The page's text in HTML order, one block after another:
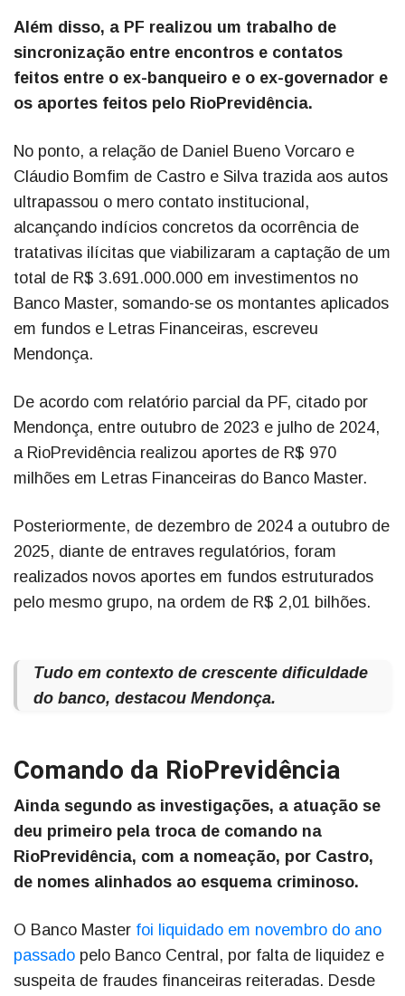
Além disso, a PF realizou um trabalho de
sincronização entre encontros e contatos
feitos entre o ex-banqueiro e o ex-governador e
os aportes feitos pelo RioPrevidência.
No ponto, a relação de Daniel Bueno Vorcaro e
Cláudio Bomfim de Castro e Silva trazida aos autos
ultrapassou o mero contato institucional,
alcançando indícios concretos da ocorrência de
tratativas ilícitas que viabilizaram a captação de um
total de R$ 3.691.000.000 em investimentos no
Banco Master, somando-se os montantes aplicados
em fundos e Letras Financeiras, escreveu
Mendonça.
De acordo com relatório parcial da PF, citado por
Mendonça, entre outubro de 2023 e julho de 2024,
a RioPrevidência realizou aportes de R$ 970
milhões em Letras Financeiras do Banco Master.
Posteriormente, de dezembro de 2024 a outubro de
2025, diante de entraves regulatórios, foram
realizados novos aportes em fundos estruturados
pelo mesmo grupo, na ordem de R$ 2,01 bilhões.
Tudo em contexto de crescente dificuldade
do banco, destacou Mendonça.
Comando da RioPrevidência
Ainda segundo as investigações, a atuação se
deu primeiro pela troca de comando na
RioPrevidência, com a nomeação, por Castro,
de nomes alinhados ao esquema criminoso.
O Banco Master foi liquidado em novembro do ano
passado pelo Banco Central, por falta de liquidez e
suspeita de fraudes financeiras reiteradas. Desde